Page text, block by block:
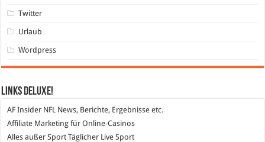
Twitter
Urlaub
Wordpress
Links DeLuXe!
AF Insider NFL News, Berichte, Ergebnisse etc.
Affiliate Marketing für Online-Casinos
Alles außer Sport Täglicher Live Sport